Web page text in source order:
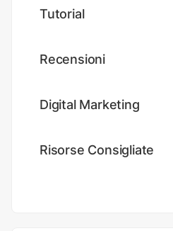
Tutorial
Recensioni
Digital Marketing
Risorse Consigliate